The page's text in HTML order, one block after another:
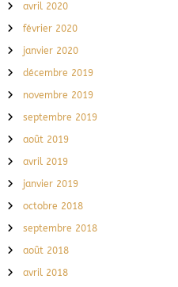
avril 2020
février 2020
janvier 2020
décembre 2019
novembre 2019
septembre 2019
août 2019
avril 2019
janvier 2019
octobre 2018
septembre 2018
août 2018
avril 2018